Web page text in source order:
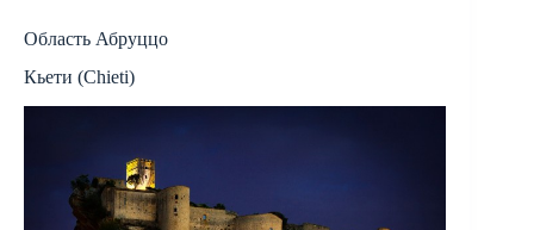
Область Абруццо
Кьети (Chieti)